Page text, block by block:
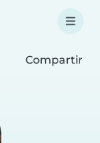
Compartir